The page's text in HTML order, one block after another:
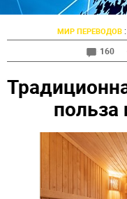
МИР ПЕРЕВОДОВ :
160
польза